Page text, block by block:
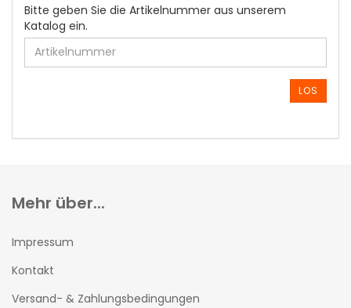
BITTE
GEBEN
SIE
DIE
ARTIKELNUMMER
EIN.
Bitte geben Sie die Artikelnummer aus unserem
Katalog ein.
LOS
Mehr über...
Impressum
Kontakt
Versand- & Zahlungsbedingungen